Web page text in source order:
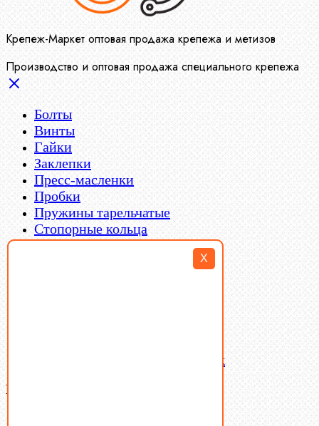
X
Крепеж-Маркет оптовая продажа крепежа и метизов
Производство и оптовая продажа специального крепежа
Болты
Винты
Гайки
Заклепки
Пресс-масленки
Пробки
Пружины тарельчатые
Стопорные кольца
Такелаж
Латунный и бронзовый крепеж
Ваша корзина